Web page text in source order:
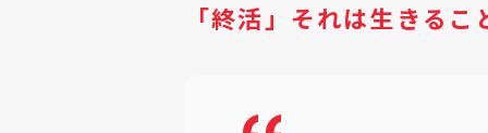
「終活」それは生きる